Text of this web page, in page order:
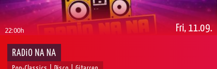
22:00h Fri, 11.09.
RADiO NA NA